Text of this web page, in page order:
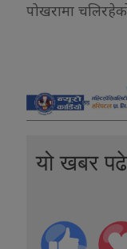
पोखरामा
यो खबर